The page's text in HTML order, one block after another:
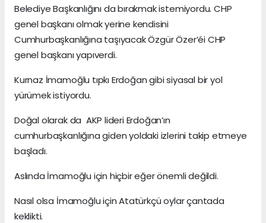
Belediye Başkanlığını da bırakmak istemiyordu. CHP
genel başkanı olmak yerine kendisini
Cumhurbaşkanlığına taşıyacak Özgür Özer’éi CHP
genel başkanı yapıverdi.
Kurnaz İmamoğlu tıpkı Erdoğan gibi siyasal bir yol
yürümek istiyordu.
Doğal olarak da AKP lideri Erdoğan’ın
cumhurbaşkanlığına giden yoldaki izlerini takip etmeye
başladı.
Aslında İmamoğlu için hiçbir eğer önemli değildi.
Nasıl olsa İmamoğlu için Atatürkçü oylar çantada
keklikti.